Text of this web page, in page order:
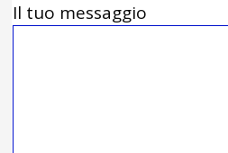
Il tuo messaggio